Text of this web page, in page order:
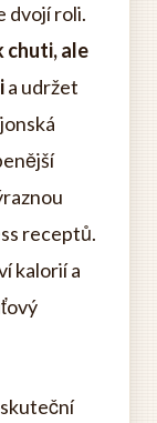
dvojí roli.
chuti, ale
a udržet
receptů.
kalorií a
skuteční